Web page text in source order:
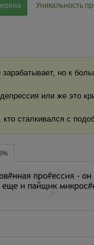
Уникальность
но к
или же это
сталкивался с